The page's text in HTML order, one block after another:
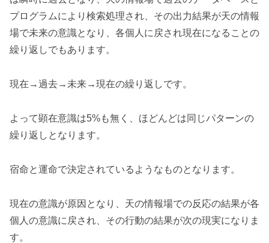
プログラムにより検索処理され、その出力結果が天の情報
場で未来の意識となり、各個人に戻され現在になることの
繰り返しでもあります。
現在→過去→未来→現在の繰り返しです。
よって顕在意識は5%も無く、ほどんどは同じパターンの
繰り返しとなります。
宿命と運命で決定されているようなものとなります。
現在の意識が原因となり、天の情報場での反応の結果が各
個人の意識に戻され、その行動の結果が次の現実になりま
す。